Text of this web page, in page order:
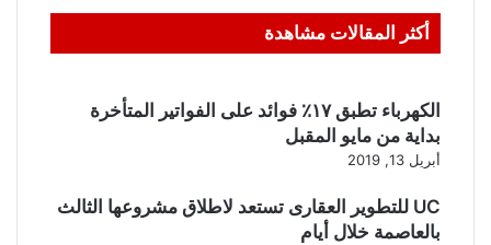
أكثر المقالات مشاهدة
الكهرباء تطبق ١٧٪ فوائد على الفواتير المتأخرة
بداية من مايو المقبل
أبريل 13, 2019
UC للتطوير العقارى تستعد لاطلاق مشروعها الثالث
بالعاصمة خلال أيام